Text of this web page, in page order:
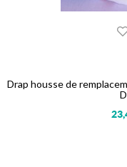
Drap housse de